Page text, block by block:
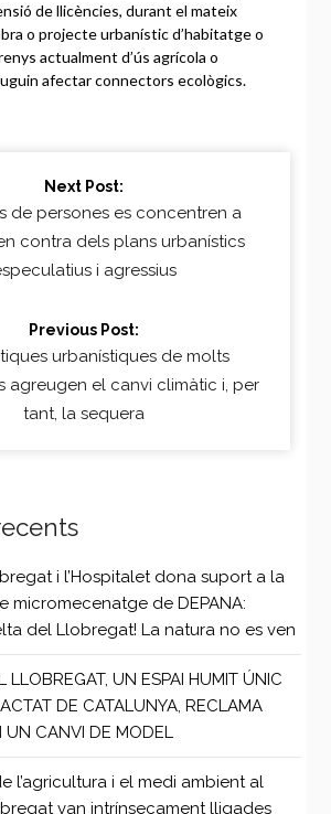
de llicències, durant el mateix
o projecte urbanístic d’habitatge o
actualment d’ús agrícola o
afectar connectors ecològics.
Next Post:
de persones es concentren a
contra dels plans urbanístics
i agressius
Previous Post:
urbanístiques de molts
agreugen el canvi climàtic i, per
tant, la sequera
i l’Hospitalet dona suport a la
micromecenatge de DEPANA:
del Llobregat! La natura no es ven
LLOBREGAT, UN ESPAI HUMIT ÚNIC
DE CATALUNYA, RECLAMA
UN CANVI DE MODEL
l’agricultura i el medi ambient al
van intrínsecament lligades